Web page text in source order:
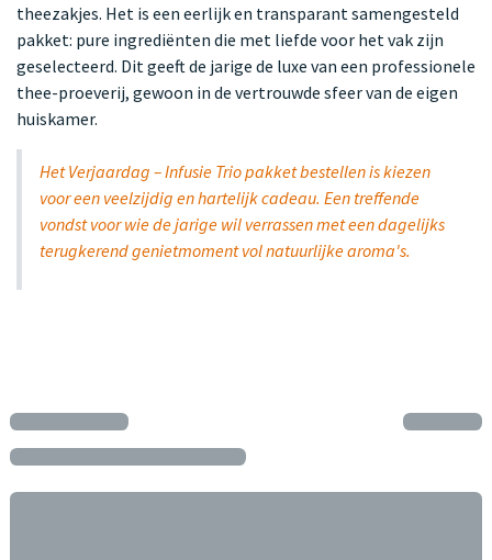
theezakjes. Het is een eerlijk en transparant samengesteld
pakket: pure ingrediënten die met liefde voor het vak zijn
geselecteerd. Dit geeft de jarige de luxe van een professionele
thee-proeverij, gewoon in de vertrouwde sfeer van de eigen
huiskamer.
Het Verjaardag – Infusie Trio pakket bestellen is kiezen
voor een veelzijdig en hartelijk cadeau. Een treffende
vondst voor wie de jarige wil verrassen met een dagelijks
terugkerend genietmoment vol natuurlijke aroma's.